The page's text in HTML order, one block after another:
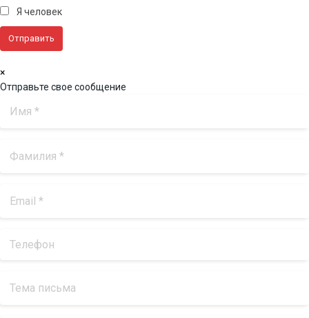
Я человек
×
Отправьте свое сообщение